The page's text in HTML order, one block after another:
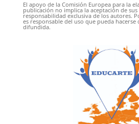
El apoyo de la Comisión Europea para la
publicación no implica la aceptación de
responsabilidad exclusiva de los autores.
es responsable del uso que pueda
difundida.